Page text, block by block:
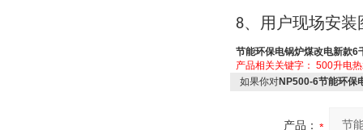
8、 用户现场安装
节能环保电锅炉煤改电新款6
产品相关关键字： 500升电
如果你对NP500-6节能环保
产品：